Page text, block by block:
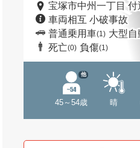
宝塚市中州一丁目 付
車両相互 小破事故
普通乗用車(1) 大型
死亡(0) 負傷(1)
45～54歳
他
晴